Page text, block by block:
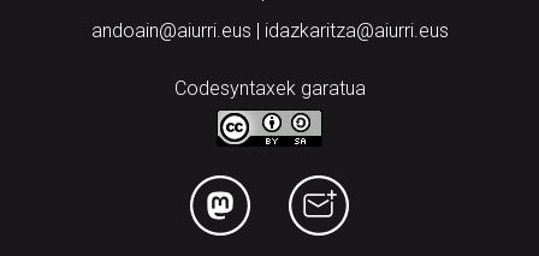
andoain@aiurri.eus | idazkaritza@aiurri.eus
Codesyntaxek garatua